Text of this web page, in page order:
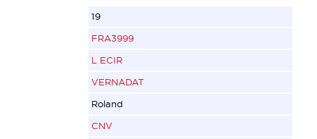
19
FRA3999
L ECIR
VERNADAT
Roland
CNV